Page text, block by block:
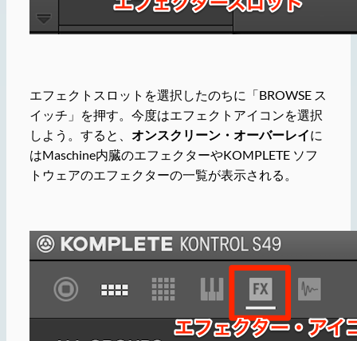
エフェクトスロットを選択したのちに「BROWSE ス
イッチ」を押す。今度はエフェクトアイコンを選択
しよう。すると、 オンスクリーン・オーバーレイに
はMaschine内臓のエフェクターやKOMPLETE ソフ
トウェアのエフェクターの一覧が表示される。